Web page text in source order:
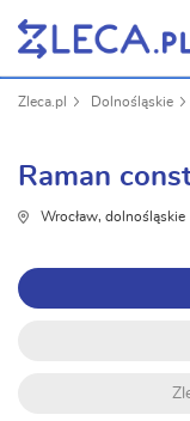
Zleca.pl Dolnośląskie
Raman
Wrocław, dolnośląskie